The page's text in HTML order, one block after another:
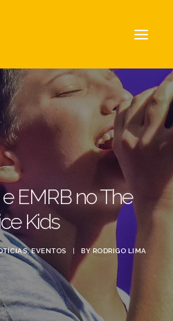
EMRB no The
Kids
,EVENTOS | BYRODRIGO LIMA